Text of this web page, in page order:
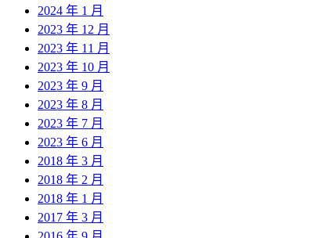
2024 年 1 月
2023 年 12 月
2023 年 11 月
2023 年 10 月
2023 年 9 月
2023 年 8 月
2023 年 7 月
2023 年 6 月
2018 年 3 月
2018 年 2 月
2018 年 1 月
2017 年 3 月